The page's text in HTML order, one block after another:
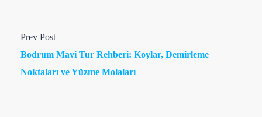
Prev Post
Bodrum Mavi Tur Rehberi: Koylar, Demirleme
Noktaları ve Yüzme Molaları